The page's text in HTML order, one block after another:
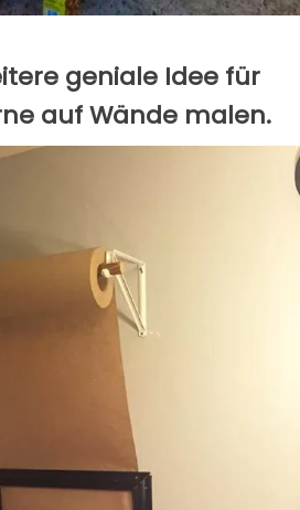
geniale Idee für
auf Wände malen.